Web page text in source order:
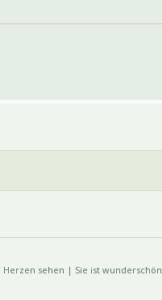
sehen | Sie ist wunderschön